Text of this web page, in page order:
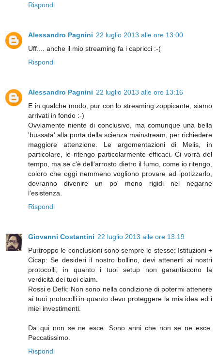
Rispondi
Alessandro Pagnini 22 luglio 2013 alle ore 13:00
Uff.... anche il mio streaming fa i capricci :-(
Rispondi
Alessandro Pagnini 22 luglio 2013 alle ore 13:16
E in qualche modo, pur con lo streaming zoppicante, siamo
arrivati in fondo :-)
Ovviamente niente di conclusivo, ma comunque una bella
'bussata' alla porta della scienza mainstream, per richiedere
maggiore attenzione. Le argomentazioni di Melis, in
particolare, le ritengo particolarmente efficaci. Ci vorrà del
tempo, ma se c'è dell'arrosto dietro il fumo, come io ritengo,
coloro che oggi nemmeno vogliono provare ad ipotizzarlo,
dovranno divenire un po' meno rigidi nel negarne
l'esistenza.
Rispondi
Giovanni Costantini 22 luglio 2013 alle ore 13:19
Purtroppo le conclusioni sono sempre le stesse: Istituzioni +
Cicap: Se desideri il nostro bollino, devi attenerti ai nostri
protocolli, in quanto i tuoi setup non garantiscono la
verdicità dei tuoi claim.
Rossi e Defk: Non sono nella condizione di potermi attenere
ai tuoi protocolli in quanto devo proteggere la mia idea ed i
miei investimenti.
Da qui non se ne esce. Sono anni che non se ne esce.
Peccatissimo.
Rispondi